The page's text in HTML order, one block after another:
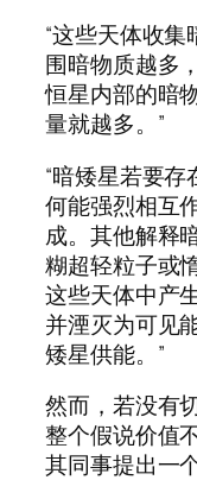
“这些天体收
围暗物质越多
恒星内部的暗
量就越多。”
“暗矮星若要
何能强烈相互
成。其他解释
糊超轻粒子或
这些天体中产
并湮灭为可见
矮星供能。”
然而，若没有
整个假说价值
其同事提出一